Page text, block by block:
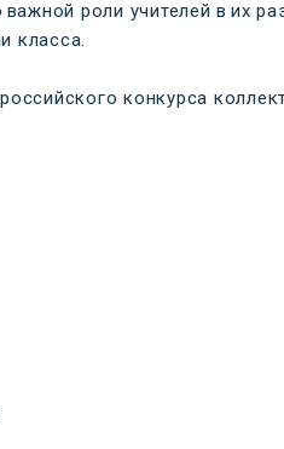
важной роли учителей в их
класса.
конкурса